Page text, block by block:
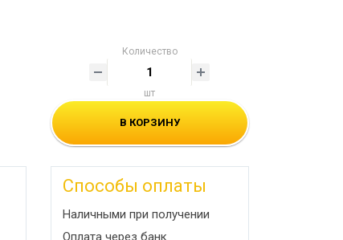
Количество
шт
В КОРЗИНУ
Способы оплаты
Наличными при получении
Оплата через банк